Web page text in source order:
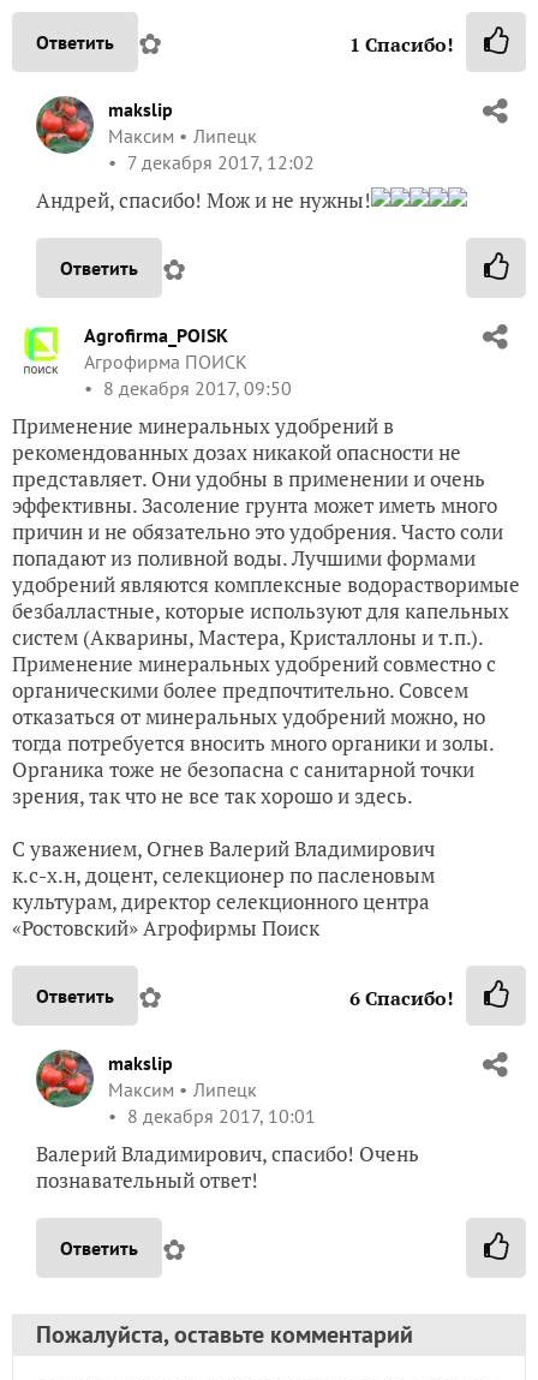
Ответить ✿ 1 Спасибо!
makslip
Максим
Липецк
7 декабря 2017, 12:02
Андрей, спасибо! Мож и не нужны!
Ответить ✿
Agrofirma_POISK
Агрофирма ПОИСК
8 декабря 2017, 09:50
Применение минеральных удобрений в
рекомендованных дозах никакой опасности не
представляет. Они удобны в применении и очень
эффективны. Засоление грунта может иметь много
причин и не обязательно это удобрения. Часто соли
попадают из поливной воды. Лучшими формами
удобрений являются комплексные водорастворимые
безбалластные, которые используют для капельных
систем (Акварины, Мастера, Кристаллоны и т.п.).
Применение минеральных удобрений совместно с
органическими более предпочтительно. Совсем
отказаться от минеральных удобрений можно, но
тогда потребуется вносить много органики и золы.
Органика тоже не безопасна с санитарной точки
зрения, так что не все так хорошо и здесь.
С уважением, Огнев Валерий Владимирович
к.с-х.н, доцент, селекционер по пасленовым
культурам, директор селекционного центра
«Ростовский» Агрофирмы Поиск
Ответить ✿ 6Спасибо!
makslip
Максим
Липецк
8 декабря 2017, 10:01
Валерий Владимирович, спасибо! Очень
познавательный ответ!
Ответить ✿
Пожалуйста, оставьте комментарий